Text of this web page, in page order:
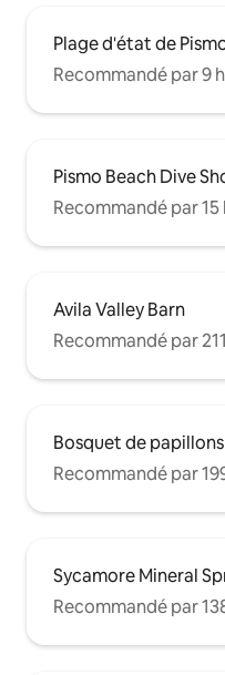
Plage d'état de
Recommandé par 9
Pismo Beach Dive
Recommandé par
Avila Valley Barn
Recommandé par
Bosquet de
Recommandé par
Sycamore Mineral
Recommandé par